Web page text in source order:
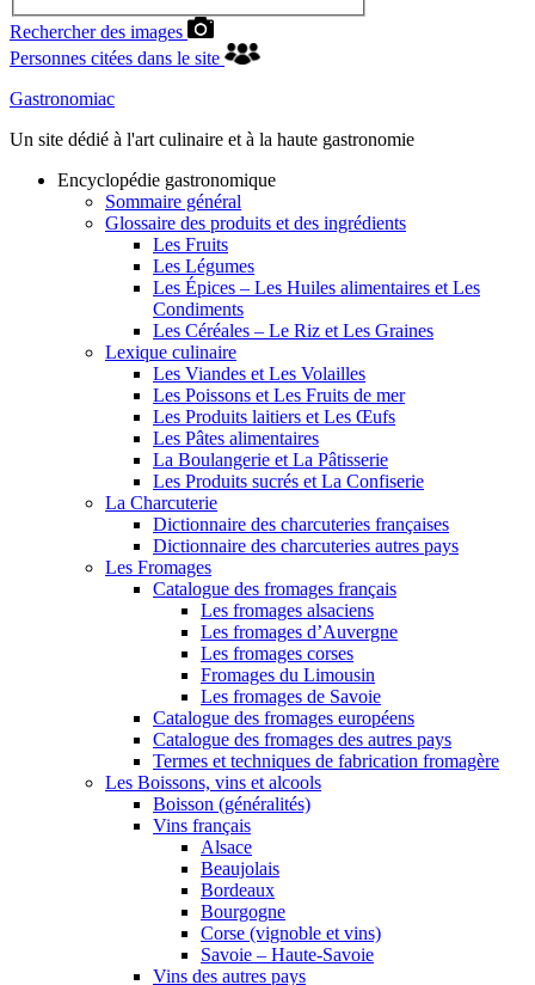
Rechercher des images
Personnes citées dans le site
Gastronomiac
Un site dédié à l'art culinaire et à la haute gastronomie
Encyclopédie gastronomique
Sommaire général
Glossaire des produits et des ingrédients
Les Fruits
Les Légumes
Les Épices – Les Huiles alimentaires et Les
Condiments
Les Céréales – Le Riz et Les Graines
Lexique culinaire
Les Viandes et Les Volailles
Les Poissons et Les Fruits de mer
Les Produits laitiers et Les Œufs
Les Pâtes alimentaires
La Boulangerie et La Pâtisserie
Les Produits sucrés et La Confiserie
La Charcuterie
Dictionnaire des charcuteries françaises
Dictionnaire des charcuteries autres pays
Les Fromages
Catalogue des fromages français
Les fromages alsaciens
Les fromages d’Auvergne
Les fromages corses
Fromages du Limousin
Les fromages de Savoie
Catalogue des fromages européens
Catalogue des fromages des autres pays
Termes et techniques de fabrication fromagère
Les Boissons, vins et alcools
Boisson (généralités)
Vins français
Alsace
Beaujolais
Bordeaux
Bourgogne
Corse (vignoble et vins)
Savoie – Haute-Savoie
Vins des autres pays